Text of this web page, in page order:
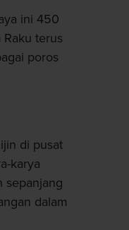
ini 450
terus
poros
di pusat
karya
sepanjang
dalam